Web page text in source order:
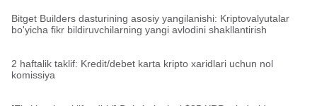
Bitget Builders dasturining asosiy yangilanishi: Kriptovalyutalar
bo'yicha fikr bildiruvchilarning yangi avlodini shakllantirish
2 haftalik taklif: Kredit/debet karta kripto xaridlari uchun nol
komissiya